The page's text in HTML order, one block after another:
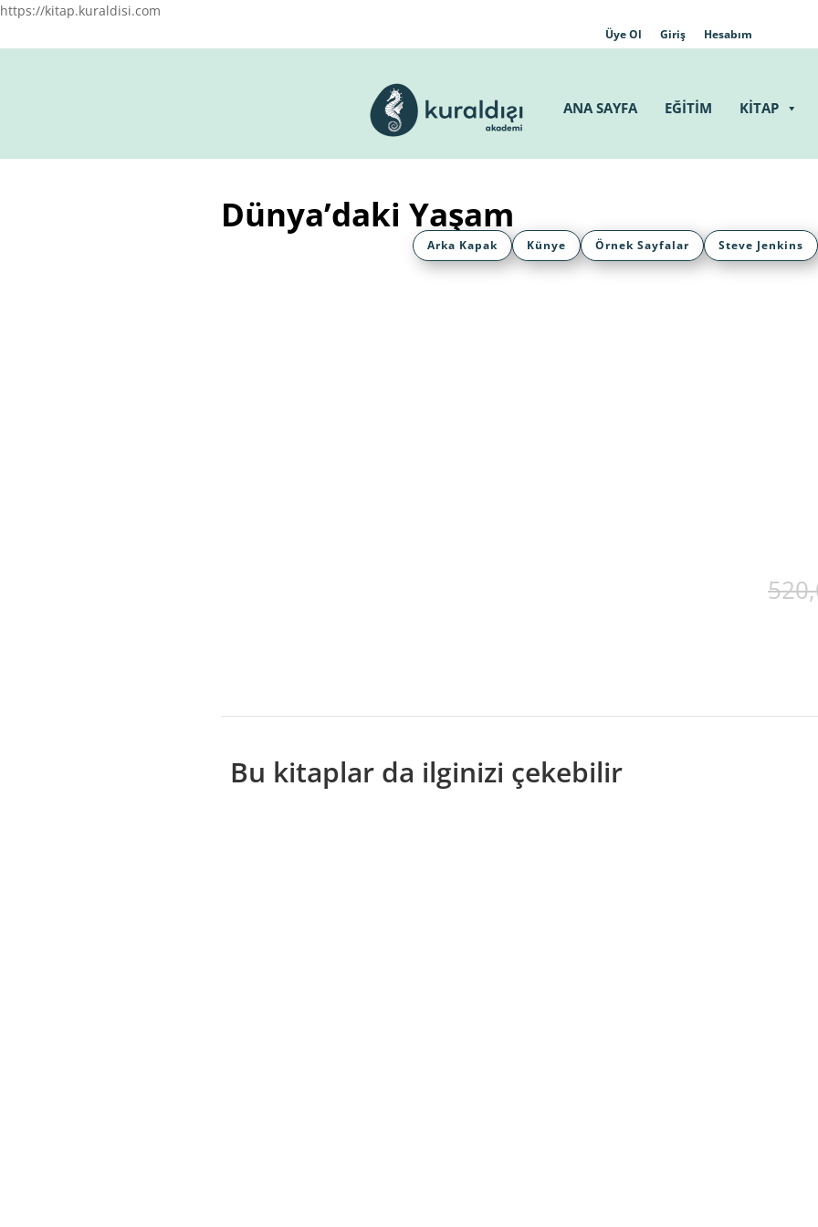
https://kitap.kuraldisi.com
Üye Ol Giriş Hesabım
ANA SAYFA EĞİTİM KİTAP
Dünya’daki Yaşam
Arka Kapak Künye Örnek Sayfalar Steve Jenkins
Bu kitaplar da ilginizi çekebilir